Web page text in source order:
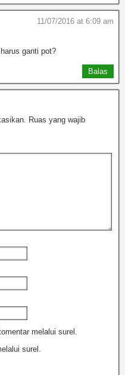
11/07/2016 at 6:09 am
ganti pot?
Balas
Ruas yang wajib
melalui surel.
surel.